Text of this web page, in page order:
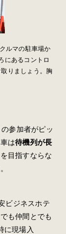
ルマの駐車場か
にあるコントロ
りましょう。胸
参加者がピッ
は待機列が長
目指すならな
ビジネスホテ
も仲間とでも
に現場入